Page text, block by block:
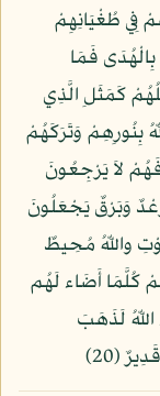
فِي طُغْيَانِهِمْ
بِالْهُدَى فَمَا
وَمَا كَانُواْ مُهْتَدِينَ (16) مَثَلُهُمْ كَمَثَلِ الَّذِي
بِنُورِهِمْ وَتَرَكَهُمْ
عُمْيٌ فَهُمْ لاَ يَرْجِعُونَ
وَبَرْقٌ يَجْعَلُونَ
واللّهُ مُحِيطٌ
كُلَّمَا أَضَاء لَهُم
لَذَهَبَ
(20)